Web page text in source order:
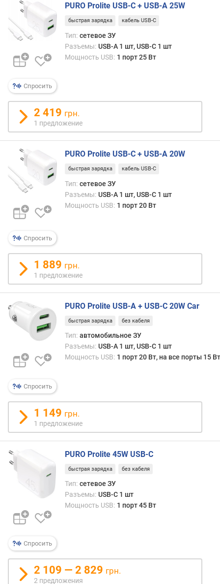
а
м
п
д
а
е
б
в
л
е
и
я
п
о
о
л
и
ч
е
с
т
п
е
д
о
ж
н
л
ю
а
е
м
ы
Спросить
PURO Prolite USB-C + USB-A 25W
быстрая зарядка кабель USB-C
Тип: сетевое ЗУ
Разъемы: USB-A 1 шт, USB-C 1 шт
Мощность USB: 1 порт 25 Вт
2 419 грн.
1 предложение
Спросить
PURO Prolite USB-C + USB-A 20W
быстрая зарядка кабель USB-C
Тип: сетевое ЗУ
Разъемы: USB-A 1 шт, USB-C 1 шт
Мощность USB: 1 порт 20 Вт
1 889 грн.
1 предложение
Спросить
PURO Prolite USB-A + USB-C 20W Car
быстрая зарядка без кабеля
Тип: автомобильное ЗУ
Разъемы: USB-A 1 шт, USB-C 1 шт
Мощность USB: 1 порт 20 Вт, на все порты 15 Вт
1 149 грн.
1 предложение
Спросить
PURO Prolite 45W USB-C
быстрая зарядка без кабеля
Тип: сетевое ЗУ
Разъемы: USB-C 1 шт
Мощность USB: 1 порт 45 Вт
2 109 — 2 829 грн.
2 предложения